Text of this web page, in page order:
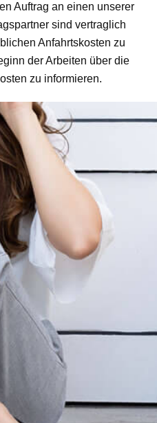
Auftrag an einen unserer
sind vertraglich
Anfahrtskosten zu
der Arbeiten über die
zu informieren.